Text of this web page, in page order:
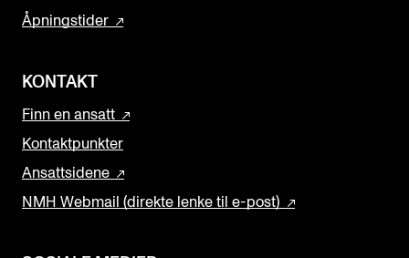
Åpningstider
KONTAKT
Finn en ansatt
Kontaktpunkter
Ansattsidene
NMH Webmail (direkte lenke til e-post)